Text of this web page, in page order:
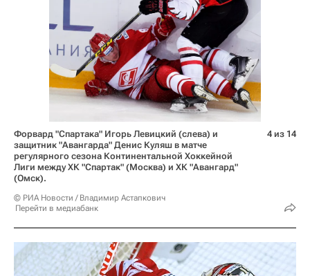
Форвард "Спартака" Игорь Левицкий (слева) и
защитник "Авангарда" Денис Куляш в матче
регулярного сезона Континентальной Хоккейной
Лиги между ХК "Спартак" (Москва) и ХК "Авангард"
(Омск).
© РИА Новости / Владимир Астапкович
Перейти в медиабанк
4 из 14